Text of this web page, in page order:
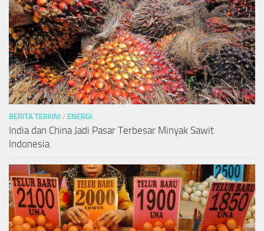
BERITA TERKINI / ENERGI
India dan China Jadi Pasar Terbesar Minyak Sawit
Indonesia